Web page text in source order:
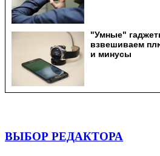
ВЫБОР РЕДАКТОРА